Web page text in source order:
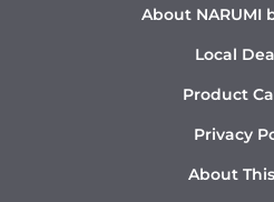
About NARUMI
Local
Product
Privacy
About